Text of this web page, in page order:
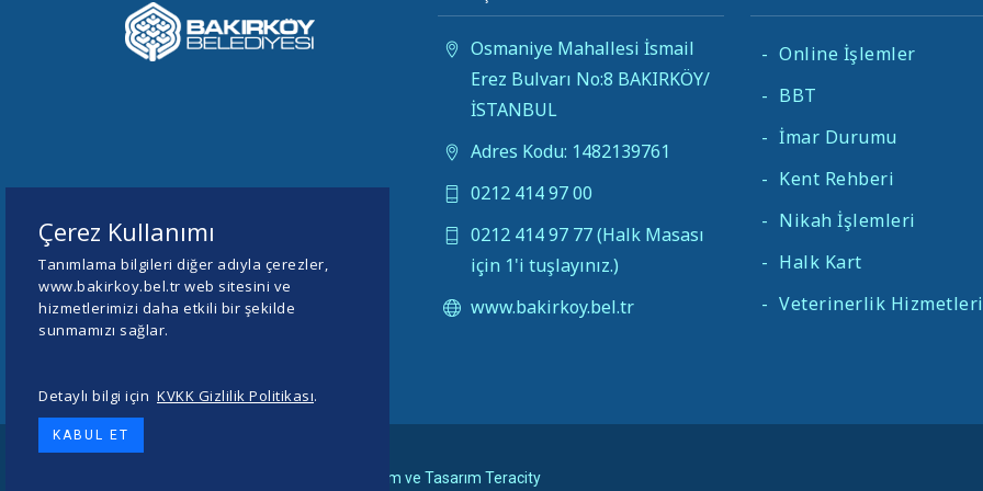
Osmaniye Mahallesi İsmail
Erez Bulvarı No:8 BAKIRKÖY/
İSTANBUL
Adres Kodu: 1482139761
0212 414 97 00
0212 414 97 77 (Halk Masası
için 1'i tuşlayınız.)
www.bakirkoy.bel.tr
- Online İşlemler
- BBT
- İmar Durumu
- Kent Rehberi
- Nikah İşlemleri
- Halk Kart
- Veterinerlik Hizmetleri
Yazılım ve Tasarım Teracity
Çerez Kullanımı
Tanımlama bilgileri diğer adıyla çerezler,
www.bakirkoy.bel.tr web sitesini ve
hizmetlerimizi daha etkili bir şekilde
sunmamızı sağlar.
Detaylı bilgi için KVKK Gizlilik Politikası.
KABUL ET